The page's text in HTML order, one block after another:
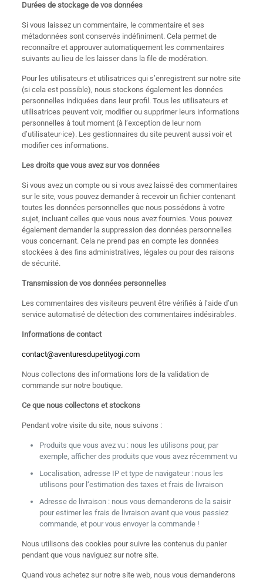
Durées de stockage de vos données
Si vous laissez un commentaire, le commentaire et ses
métadonnées sont conservés indéfiniment. Cela permet de
reconnaître et approuver automatiquement les commentaires
suivants au lieu de les laisser dans la file de modération.
Pour les utilisateurs et utilisatrices qui s’enregistrent sur notre site
(si cela est possible), nous stockons également les données
personnelles indiquées dans leur profil. Tous les utilisateurs et
utilisatrices peuvent voir, modifier ou supprimer leurs informations
personnelles à tout moment (à l’exception de leur nom
d’utilisateur·ice). Les gestionnaires du site peuvent aussi voir et
modifier ces informations.
Les droits que vous avez sur vos données
Si vous avez un compte ou si vous avez laissé des commentaires
sur le site, vous pouvez demander à recevoir un fichier contenant
toutes les données personnelles que nous possédons à votre
sujet, incluant celles que vous nous avez fournies. Vous pouvez
également demander la suppression des données personnelles
vous concernant. Cela ne prend pas en compte les données
stockées à des fins administratives, légales ou pour des raisons
de sécurité.
Transmission de vos données personnelles
Les commentaires des visiteurs peuvent être vérifiés à l’aide d’un
service automatisé de détection des commentaires indésirables.
Informations de contact
contact@aventuresdupetityogi.com
Nous collectons des informations lors de la validation de
commande sur notre boutique.
Ce que nous collectons et stockons
Pendant votre visite du site, nous suivons :
Produits que vous avez vu : nous les utilisons pour, par
exemple, afficher des produits que vous avez récemment vu
Localisation, adresse IP et type de navigateur : nous les
utilisons pour l‘estimation des taxes et frais de livraison
Adresse de livraison : nous vous demanderons de la saisir
pour estimer les frais de livraison avant que vous passiez
commande, et pour vous envoyer la commande !
Nous utilisons des cookies pour suivre les contenus du panier
pendant que vous naviguez sur notre site.
Quand vous achetez sur notre site web, nous vous demanderons